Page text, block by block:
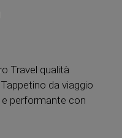
Travel qualità
da viaggio
performante con